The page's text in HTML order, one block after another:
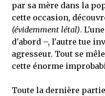
par sa mère dans la
cette occasion,
(évidemment létal).
d'abord –, l'autre tue
agresseur. Tout se
cette énorme
Toute la dernière partie